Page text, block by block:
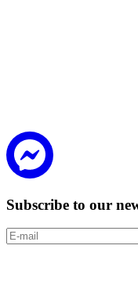
Subscribe to our